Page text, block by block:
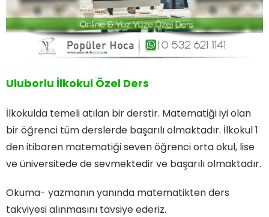
Uluborlu İlkokul Özel Ders
İlkokulda temeli atılan bir derstir. Matematiği iyi olan
bir öğrenci tüm derslerde başarılı olmaktadır. İlkokul 1
den itibaren matematiği seven öğrenci orta okul, lise
ve üniversitede de sevmektedir ve başarılı olmaktadır.
Okuma- yazmanın yanında matematikten ders
takviyesi alınmasını tavsiye ederiz.